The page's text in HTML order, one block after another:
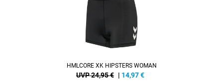
HMLCORE XK HIPSTERS WOMAN
UVP 24,95 € | 14,97€